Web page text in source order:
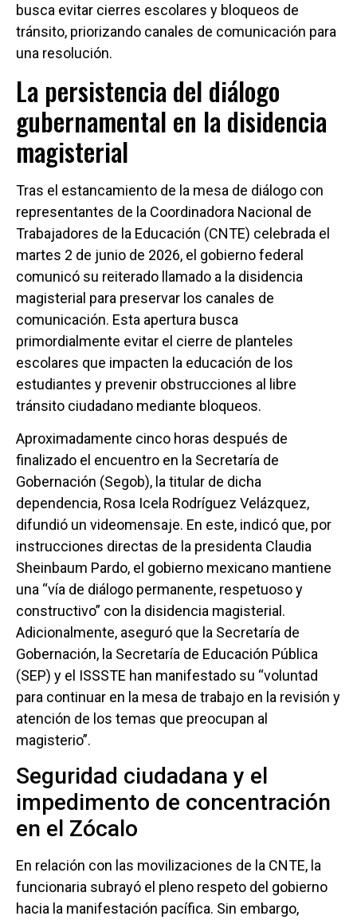
busca evitar cierres escolares y bloqueos de
tránsito, priorizando canales de comunicación para
una resolución.
La persistencia del diálogo
gubernamental en la disidencia
magisterial
Tras el estancamiento de la mesa de diálogo con
representantes de la Coordinadora Nacional de
Trabajadores de la Educación (CNTE) celebrada el
martes 2 de junio de 2026, el gobierno federal
comunicó su reiterado llamado a la disidencia
magisterial para preservar los canales de
comunicación. Esta apertura busca
primordialmente evitar el cierre de planteles
escolares que impacten la educación de los
estudiantes y prevenir obstrucciones al libre
tránsito ciudadano mediante bloqueos.
Aproximadamente cinco horas después de
finalizado el encuentro en la Secretaría de
Gobernación (Segob), la titular de dicha
dependencia, Rosa Icela Rodríguez Velázquez,
difundió un videomensaje. En este, indicó que, por
instrucciones directas de la presidenta Claudia
Sheinbaum Pardo, el gobierno mexicano mantiene
una “vía de diálogo permanente, respetuoso y
constructivo” con la disidencia magisterial.
Adicionalmente, aseguró que la Secretaría de
Gobernación, la Secretaría de Educación Pública
(SEP) y el ISSSTE han manifestado su “voluntad
para continuar en la mesa de trabajo en la revisión y
atención de los temas que preocupan al
magisterio”.
Seguridad ciudadana y el
impedimento de concentración
en el Zócalo
En relación con las movilizaciones de la CNTE, la
funcionaria subrayó el pleno respeto del gobierno
hacia la manifestación pacífica. Sin embargo,